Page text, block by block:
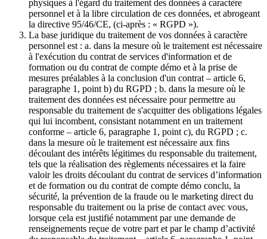
physiques à l'égard du traitement des données à caractère
personnel et à la libre circulation de ces données, et abrogeant
la directive 95/46/CE, (ci-après : « RGPD »).
La base juridique du traitement de vos données à caractère
personnel est : a. dans la mesure où le traitement est nécessaire
à l'exécution du contrat de services d'information et de
formation ou du contrat de compte démo et à la prise de
mesures préalables à la conclusion d'un contrat – article 6,
paragraphe 1, point b) du RGPD ; b. dans la mesure où le
traitement des données est nécessaire pour permettre au
responsable du traitement de s'acquitter des obligations légales
qui lui incombent, consistant notamment en un traitement
conforme – article 6, paragraphe 1, point c), du RGPD ; c.
dans la mesure où le traitement est nécessaire aux fins
découlant des intérêts légitimes du responsable du traitement,
tels que la réalisation des règlements nécessaires et la faire
valoir les droits découlant du contrat de services d’information
et de formation ou du contrat de compte démo conclu, la
sécurité, la prévention de la fraude ou le marketing direct du
responsable du traitement ou la prise de contact avec vous,
lorsque cela est justifié notamment par une demande de
renseignements reçue de votre part et par le champ d’activité